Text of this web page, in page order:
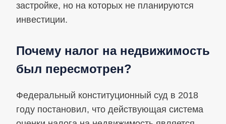
застройке, но на которых не планируются
инвестиции.
Почему налог на недвижимость
был пересмотрен?
Федеральный конституционный суд в 2018
году постановил, что действующая система